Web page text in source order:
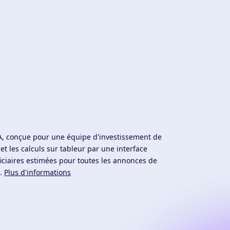
conçue pour une équipe d'investissement de
les calculs sur tableur par une interface
estimées pour toutes les annonces de
Plus d'informations